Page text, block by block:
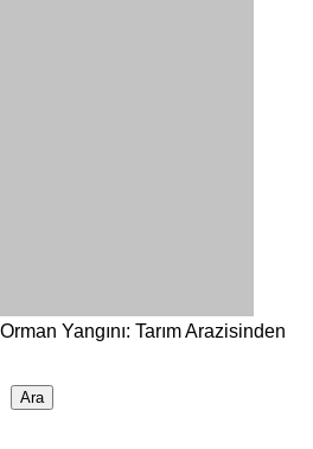
Yangını: Tarım Arazisinden
Ara